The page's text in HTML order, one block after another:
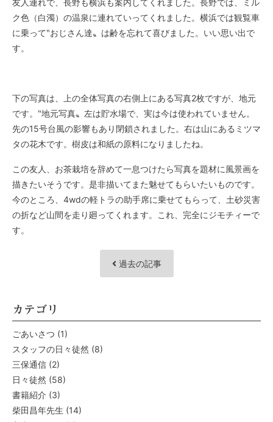
ク色（白濁）の温泉に連れていってくれました。横浜では観覧車
に乗って‶おじさん達〟は齢を忘れて喜びました。いい思い出で
す。
下の写真は、上の全体写真の右側上にある写真2枚ですが、地元
です。‶地元写真〟左は貯水場で、実は今は使われていません。
先の15号台風の影響もあり閉鎖されました。右は山にあるミツマ
タの花木です。樹皮は和紙の原料になりましたね。
この友人、お茶栽培を辞めて一息つけたら写真を題材に風景画を
描きたいそうです。是非描いてまた魅せてもらいたいものです。
今のところ、 4wdの軽トラの助手席に乗せてもらって、土砂災害
の折など山間を走り廻ってくれます。これ、完全にジモチィーで
す。
過去の記事
カテゴリ
ごあいさつ (1)
スタッフの日々徒然 (8)
三保通信 (2)
日々徒然 (58)
書籍紹介 (3)
柴田昌年先生 (14)